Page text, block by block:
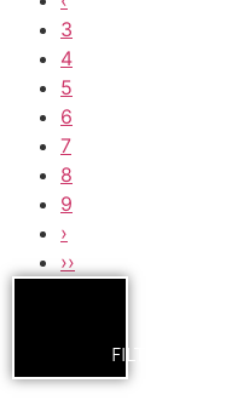
3
4
5
6
7
8
9
›
››
FILTERS